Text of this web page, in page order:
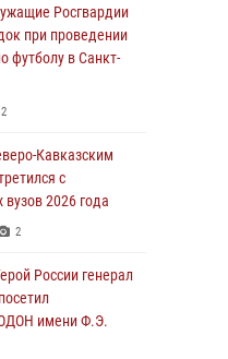
попытку руферов
собора в
росгвардейцев в
2
стали
Росгвардии
при проведении
футболу в Санкт-
2
Кавказским
с
2026 года
2
России генерал
ОДОН имени Ф.Э.